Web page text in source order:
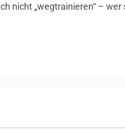
nicht „wegtrainieren“ –